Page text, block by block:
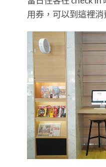
用券，可以到這裡消